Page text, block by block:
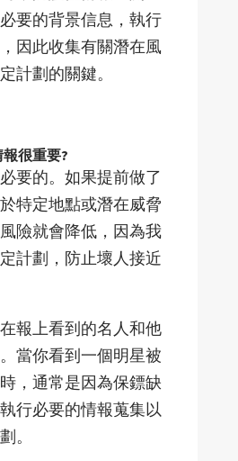
要的背景信息，執行
因此收集有關潛在風
計劃的關鍵。
很重要?
要的。如果提前做了
特定地點或潛在威脅
險就會降低，因為我
計劃，防止壞人接近
報上看到的名人和他
當你看到一個明星被
，通常是因為保鏢缺
行必要的情報蒐集以
。